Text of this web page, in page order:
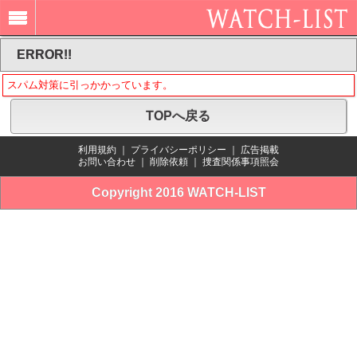
ERROR!!
スパム対策に引っかかっています。
TOPへ戻る
利用規約 プライバシーポリシー
広告掲載
お問い合わせ
削除依頼 捜査関係事項照会
Copyright 2016 WATCH-LIST